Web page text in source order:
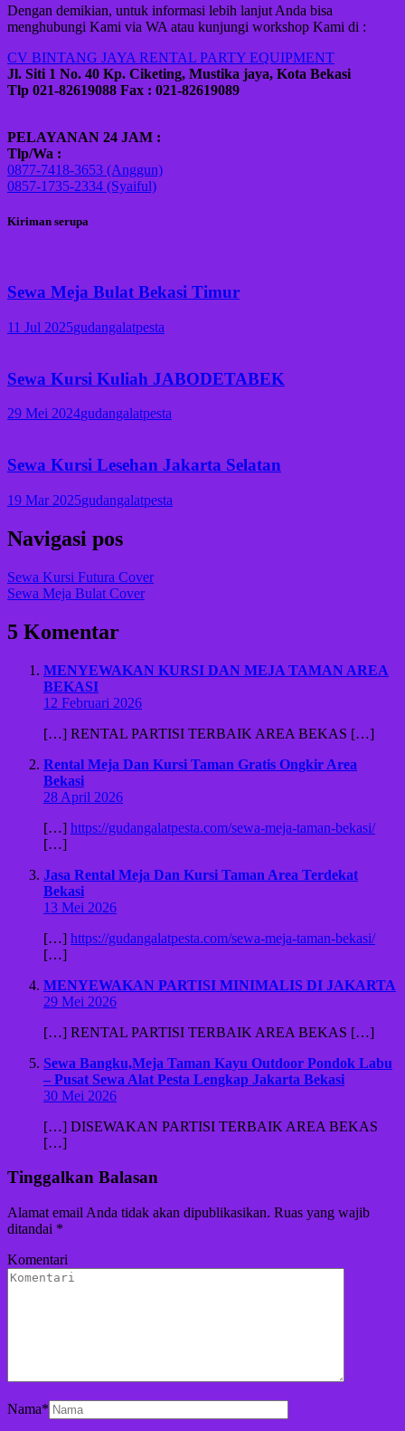
Dengan demikian, untuk informasi lebih lanjut Anda bisa
menghubungi Kami via WA atau kunjungi workshop Kami di :
CV BINTANG JAYA RENTAL PARTY EQUIPMENT
Jl. Siti 1 No. 40 Kp. Ciketing, Mustika jaya, Kota Bekasi
Tlp 021-82619088 Fax : 021-82619089
PELAYANAN 24 JAM :
Tlp/Wa :
0877-7418-3653 (Anggun)
0857-1735-2334 (Syaiful)
Kiriman serupa
Sewa Meja Bulat Bekasi Timur
11 Jul 2025gudangalatpesta
Sewa Kursi Kuliah JABODETABEK
29 Mei 2024gudangalatpesta
Sewa Kursi Lesehan Jakarta Selatan
19 Mar 2025gudangalatpesta
Navigasi pos
Sewa Kursi Futura Cover
Sewa Meja Bulat Cover
5 Komentar
MENYEWAKAN KURSI DAN MEJA TAMAN AREA
BEKASI
12 Februari 2026
[…] RENTAL PARTISI TERBAIK AREA BEKAS […]
Rental Meja Dan Kursi Taman Gratis Ongkir Area
Bekasi
28 April 2026
[…] https://gudangalatpesta.com/sewa-meja-taman-bekasi/
[…]
Jasa Rental Meja Dan Kursi Taman Area Terdekat
Bekasi
13 Mei 2026
[…] https://gudangalatpesta.com/sewa-meja-taman-bekasi/
[…]
MENYEWAKAN PARTISI MINIMALIS DI JAKARTA
29 Mei 2026
[…] RENTAL PARTISI TERBAIK AREA BEKAS […]
Sewa Bangku,Meja Taman Kayu Outdoor Pondok Labu
– Pusat Sewa Alat Pesta Lengkap Jakarta Bekasi
30 Mei 2026
[…] DISEWAKAN PARTISI TERBAIK AREA BEKAS
[…]
Tinggalkan Balasan
Alamat email Anda tidak akan dipublikasikan. Ruas yang wajib
ditandai *
Komentari
Nama*